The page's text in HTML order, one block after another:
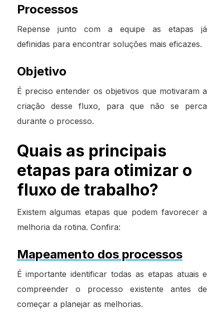
Processos
Repense junto com a equipe as etapas já
definidas para encontrar soluções mais eficazes.
Objetivo
É preciso entender os objetivos que motivaram a
criação desse fluxo, para que não se perca
durante o processo.
Quais as principais
etapas para otimizar o
fluxo de trabalho?
Existem algumas etapas que podem favorecer a
melhoria da rotina. Confira:
Mapeamento dos processos
É importante identificar todas as etapas atuais e
compreender o processo existente antes de
começar a planejar as melhorias.